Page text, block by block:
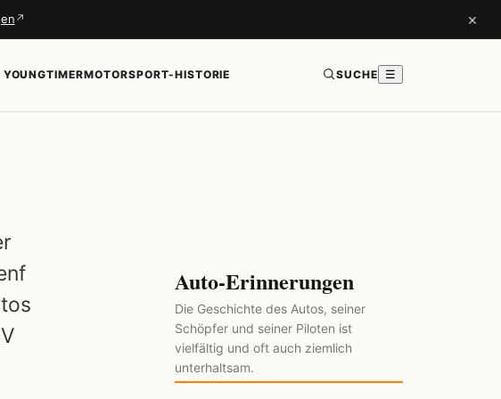
↗ ×
MOTORSPORT-HISTORIE SUCHE ☰
Auto-Erinnerungen
Die Geschichte des Autos, seiner
Schöpfer und seiner Piloten ist
vielfältig und oft auch ziemlich
unterhaltsam.